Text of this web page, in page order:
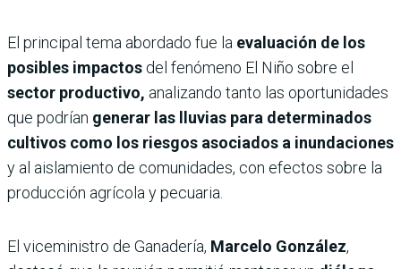
El principal tema abordado fue la evaluación de los
posibles impactos del fenómeno El Niño sobre el
sector productivo, analizando tanto las oportunidades
que podrían generar las lluvias para determinados
cultivos como los riesgos asociados a inundaciones
y al aislamiento de comunidades, con efectos sobre la
producción agrícola y pecuaria.
El viceministro de Ganadería, Marcelo González,